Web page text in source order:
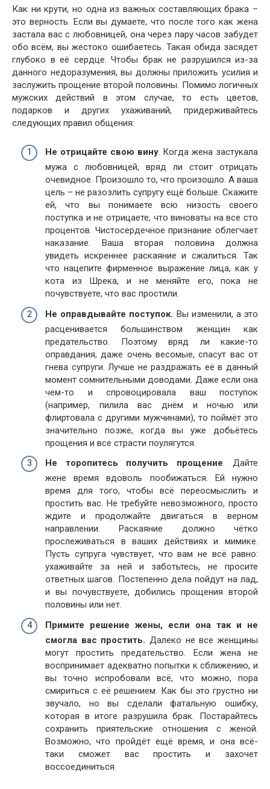
Как ни крути, но одна из важных составляющих брака –
это верность. Если вы думаете, что после того как жена
застала вас с любовницей, она через пару часов забудет
обо всём, вы жестоко ошибаетесь. Такая обида засядет
глубоко в её сердце. Чтобы брак не разрушился из-за
данного недоразумения, вы должны приложить усилия и
заслужить прощение второй половины. Помимо логичных
мужских действий в этом случае, то есть цветов,
подарков и других ухаживаний, придерживайтесь
следующих правил общения:
Не отрицайте свою вину. Когда жена застукала
мужа с любовницей, вряд ли стоит отрицать
очевидное. Произошло то, что произошло. А ваша
цель – не разозлить супругу ещё больше. Скажите
ей, что вы понимаете всю низость своего
поступка и не отрицаете, что виноваты на все сто
процентов. Чистосердечное признание облегчает
наказание. Ваша вторая половина должна
увидеть искреннее раскаяние и сжалиться. Так
что нацепите фирменное выражение лица, как у
кота из Шрека, и не меняйте его, пока не
почувствуете, что вас простили.
Не оправдывайте поступок. Вы изменили, а это
расценивается большинством женщин как
предательство. Поэтому вряд ли какие-то
оправдания, даже очень весомые, спасут вас от
гнева супруги. Лучше не раздражать её в данный
момент сомнительными доводами. Даже если она
чем-то и спровоцировала ваш поступок
(например, пилила вас днём и ночью или
флиртовала с другими мужчинами), то поймёт это
значительно позже, когда вы уже добьётесь
прощения и все страсти поулягутся.
Не торопитесь получить прощение. Дайте
жене время вдоволь пообижаться. Ей нужно
время для того, чтобы всё переосмыслить и
простить вас. Не требуйте невозможного, просто
ждите и продолжайте двигаться в верном
направлении. Раскаяние должно чётко
прослеживаться в ваших действиях и мимике.
Пусть супруга чувствует, что вам не всё равно:
ухаживайте за ней и заботьтесь, не просите
ответных шагов. Постепенно дела пойдут на лад,
и вы почувствуете, добились прощения второй
половины или нет.
Примите решение жены, если она так и не
смогла вас простить. Далеко не все женщины
могут простить предательство. Если жена не
воспринимает адекватно попытки к сближению, и
вы точно испробовали всё, что можно, пора
смириться с её решением. Как бы это грустно ни
звучало, но вы сделали фатальную ошибку,
которая в итоге разрушила брак. Постарайтесь
сохранить приятельские отношения с женой.
Возможно, что пройдёт ещё время, и она всё-
таки сможет вас простить и захочет
воссоединиться.